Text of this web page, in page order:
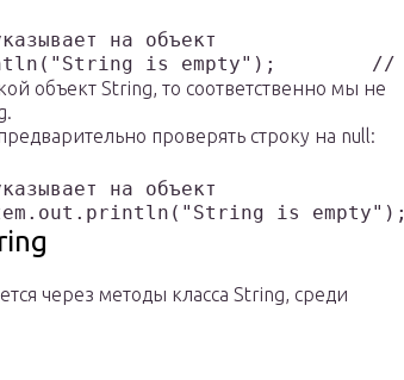
на объект
объект String, то соответственно мы не
проверять строку на null:
на объект
через методы класса String, среди